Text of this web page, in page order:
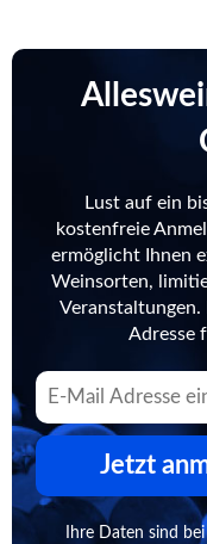
Lust auf ein
kostenfreie
ermöglicht Ihnen
Weinsorten,
Adresse
Jetzt
Ihre Daten sind